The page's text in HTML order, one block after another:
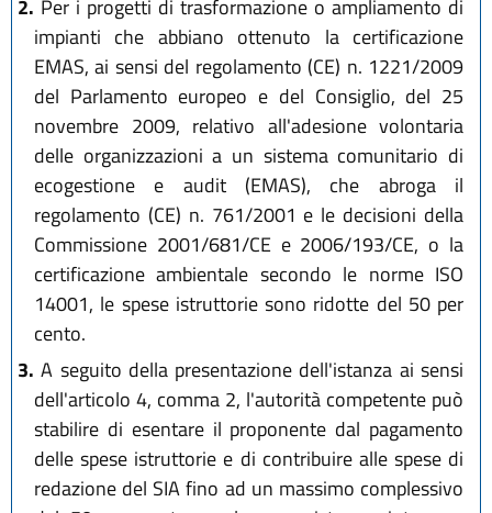
2. Per i progetti di trasformazione o ampliamento di
impianti che abbiano ottenuto la certificazione
EMAS, ai sensi del regolamento (CE) n. 1221/2009
del Parlamento europeo e del Consiglio, del 25
novembre 2009, relativo all'adesione volontaria
delle organizzazioni a un sistema comunitario di
ecogestione e audit (EMAS), che abroga il
regolamento (CE) n. 761/2001 e le decisioni della
Commissione 2001/681/CE e 2006/193/CE, o la
certificazione ambientale secondo le norme ISO
14001, le spese istruttorie sono ridotte del 50 per
cento.
3. A seguito della presentazione dell'istanza ai sensi
dell'articolo 4, comma 2, l'autorità competente può
stabilire di esentare il proponente dal pagamento
delle spese istruttorie e di contribuire alle spese di
redazione del SIA fino ad un massimo complessivo